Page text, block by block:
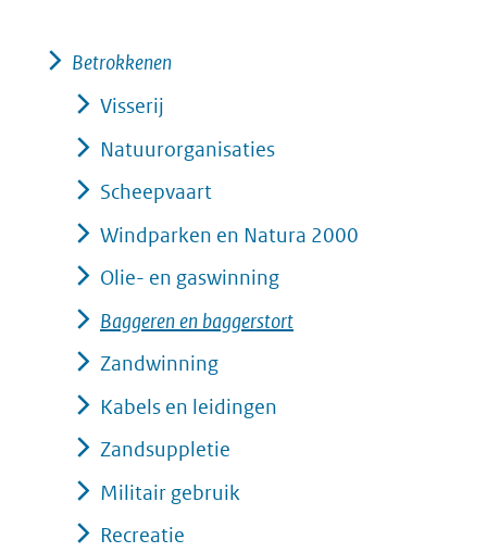
naar
een
Betrokkenen
Visserij
Natuurorganisaties
Scheepvaart
Windparken en Natura 2000
Olie- en gaswinning
Baggeren en baggerstort
Zandwinning
Kabels en leidingen
Zandsuppletie
Militair gebruik
Recreatie